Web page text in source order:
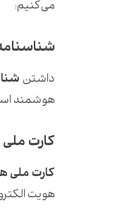
می‌کنیم:
داشتن
هوشمند
کارت
کارت ملی
هویت